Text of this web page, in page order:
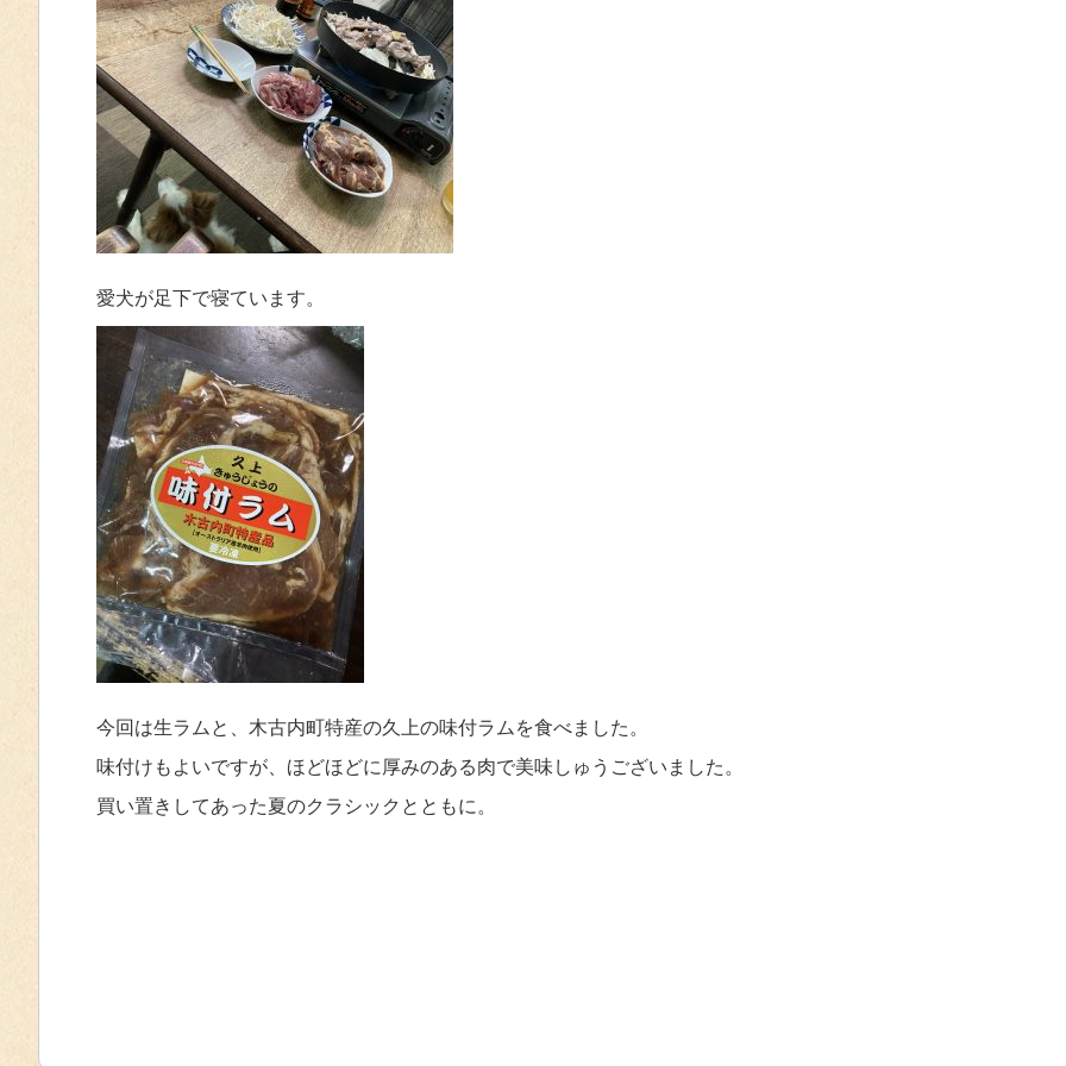
愛犬が足下で寝ています。
今回は生ラムと、木古内町特産の久上の味付ラムを食べました。
味付けもよいですが、ほどほどに厚みのある肉で美味しゅうございました。
買い置きしてあった夏のクラシックとともに。